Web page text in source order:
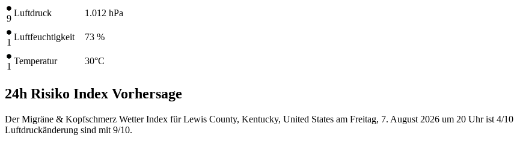
9
Luftdruck 1.012 hPa
1
Luftfeuchtigkeit 73 %
1
Temperatur 30°C
24h Risiko Index Vorhersage
Der Migräne & Kopfschmerz Wetter Index für Lewis County, Kentucky, United States am Freitag, 7. August 2026 um 20 Uhr ist 4/10
Luftdruckänderung sind mit 9/10.